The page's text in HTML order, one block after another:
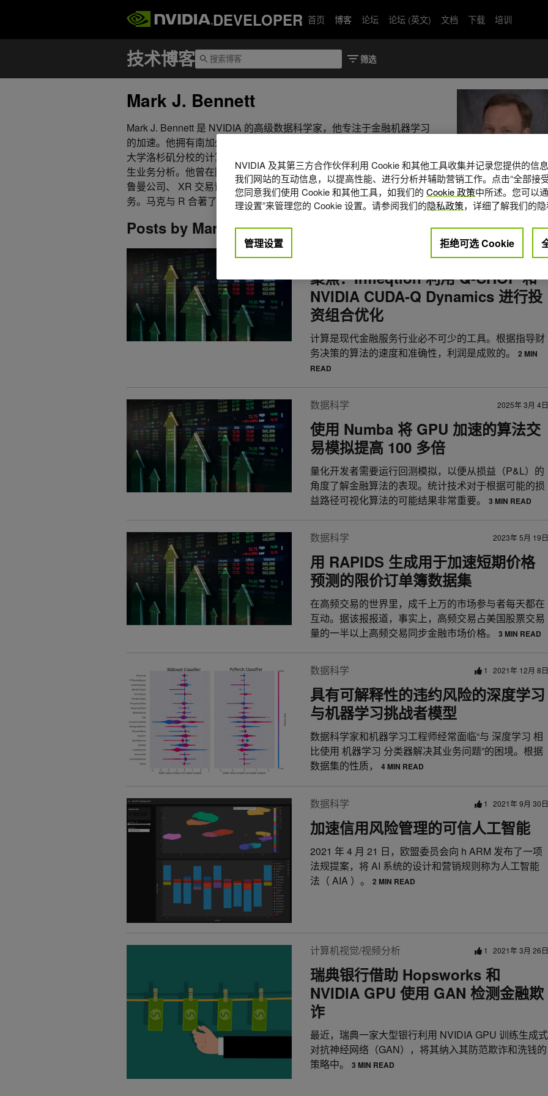
DEVELOPER 首页 博客 论坛 论坛 (英文) 文档 下载 培训
Mark J. Bennett
Mark J. Bennett 是 NVIDIA 的高级数据科学家，他专注于金融机器学习
的加速。他拥有南加州大学计算机科学硕士学位和博士学位。来自加州
大学洛杉矶分校的计算机科学，并为爱荷华大学和芝加哥大学教授研究
生业务分析。他曾在阿贡国家实验室、诺基亚贝尔实验室、诺斯罗普·格
鲁曼公司、 XR 交易证券公司和美国银行证券公司担任工程和管理职
务。马克与 R 合著了《金融分析》一书，由剑桥大学出版社出版。
Posts by Mark J. Bennett
聚焦：Infleqtion 利用 Q-CHOP 和
NVIDIA CUDA-Q Dynamics 进行投
资组合优化
计算是现代金融服务行业必不可少的工具。根据指导财
务决策的算法的速度和准确性，利润是成败的。
2 MIN
READ
数据科学 2025年 3月 4日
使用 Numba 将 GPU 加速的算法交
易模拟提高 100 多倍
量化开发者需要运行回测模拟，以便从损益（P&L）的
角度了解金融算法的表现。统计技术对于根据可能的损
益路径可视化算法的可能结果非常重要。
3 MIN READ
数据科学 2023年 5月 19日
用 RAPIDS 生成用于加速短期价格
预测的限价订单簿数据集
在高频交易的世界里，成千上万的市场参与者每天都在
互动。据该报报道，事实上，高频交易占美国股票交易
量的一半以上高频交易同步金融市场价格。
3 MIN READ
数据科学 1 2021年 12月 8日
具有可解释性的违约风险的深度学习
与机器学习挑战者模型
数据科学家和机器学习工程师经常面临“与 深度学习 相
比使用 机器学习 分类器解决其业务问题”的困境。根据
数据集的性质，
4 MIN READ
数据科学 1 2021年 9月 30日
加速信用风险管理的可信人工智能
2021 年 4 月 21 日，欧盟委员会向 h ARM 发布了一项
法规提案，将 AI 系统的设计和营销规则称为人工智能
法（ AIA ）。
2 MIN READ
计算机视觉/视频分析 1 2021年 3月 26日
瑞典银行借助 Hopsworks 和
NVIDIA GPU 使用 GAN 检测金融欺
诈
最近，瑞典一家大型银行利用 NVIDIA GPU 训练生成式
对抗神经网络（GAN），将其纳入其防范欺诈和洗钱的
策略中。
3 MIN READ
NVIDIA 及其第三方合作伙伴利用 Cookie 和其他工具收集并记录您提供的信
我们网站的互动信息，以提高性能、进行分析并辅助营销工作。点击“全部接
您同意我们使用 Cookie 和其他工具，如我们的 Cookie 政策中所述。您可以
理设置”来管理您的 Cookie 设置。请参阅我们的隐私政策，详细了解我们的
管理设置 拒绝可选 Cookie